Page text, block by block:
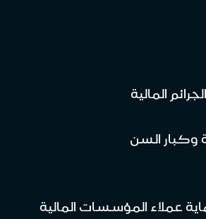
المالية
وكبار السن
عملاء المؤسسات المالية